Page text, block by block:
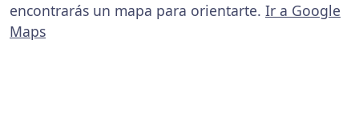
encontrarás un mapa para orientarte. Ir a Google
Maps